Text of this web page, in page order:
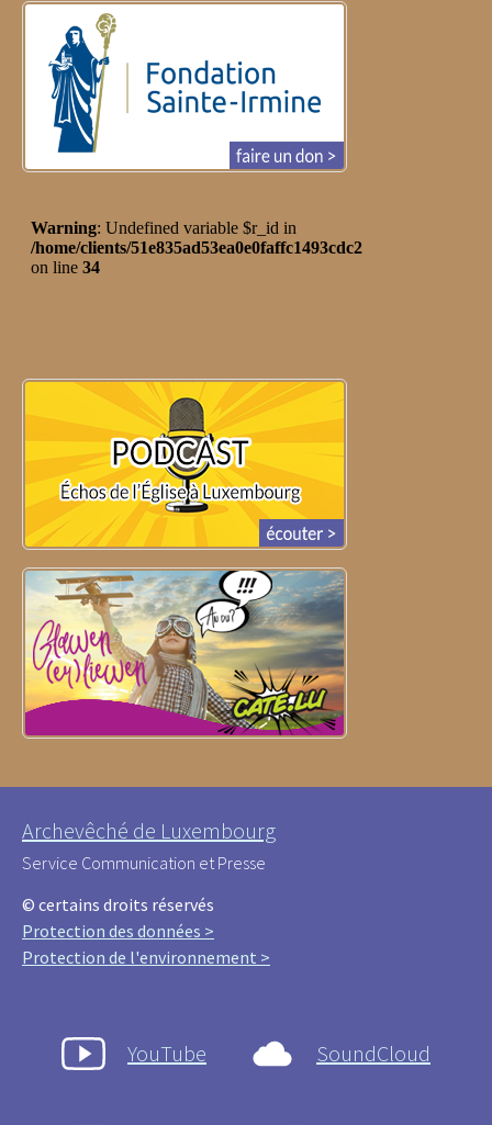
Archevêché de Luxembourg
Service Communication et Presse
© certains droits réservés
Protection des données >
Protection de l'environnement >
YouTube SoundCloud